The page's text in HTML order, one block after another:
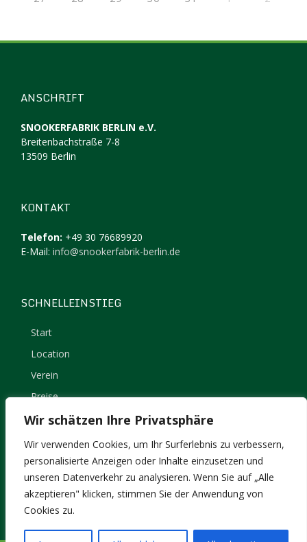
Wir schätzen Ihre Privatsphäre
Wir verwenden Cookies, um Ihr Surferlebnis zu verbessern,
personalisierte Anzeigen oder Inhalte einzusetzen und
unseren Datenverkehr zu analysieren. Wenn Sie auf „Alle
akzeptieren" klicken, stimmen Sie der Anwendung von
Cookies zu.
ANSCHRIFT
SNOOKERFABRIK BERLIN e.V.
Breitenbachstraße 7-8
13509 Berlin
KONTAKT
Telefon: +49 30 76689920
E-Mail: info@snookerfabrik-berlin.de
SCHNELLEINSTIEG
Start
Location
Verein
Preise
Kontakt
Impressum
Datenschutz